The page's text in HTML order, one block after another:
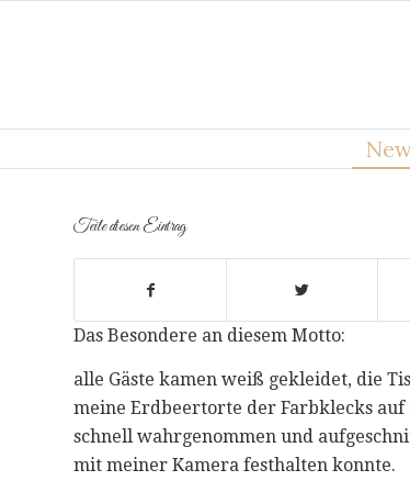
Teile diesen Eintrag
Das Besondere an diesem Motto:
alle Gäste kamen weiß gekleidet, die
meine Erdbeertorte der Farbklecks
schnell wahrgenommen und
mit meiner Kamera festhalten konnte.